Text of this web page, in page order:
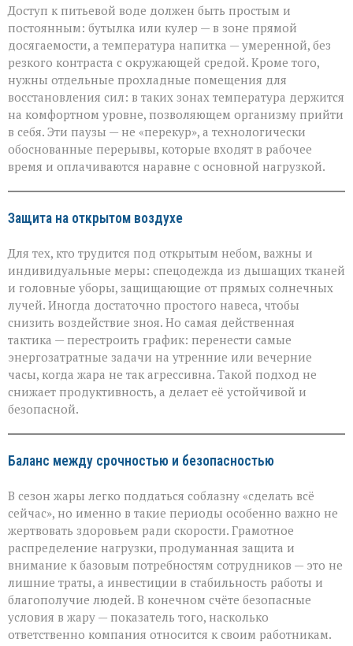
Доступ к питьевой воде должен быть простым и
постоянным: бутылка или кулер — в зоне прямой
досягаемости, а температура напитка — умеренной, без
резкого контраста с окружающей средой. Кроме того,
нужны отдельные прохладные помещения для
восстановления сил: в таких зонах температура держится
на комфортном уровне, позволяющем организму прийти
в себя. Эти паузы — не «перекур», а технологически
обоснованные перерывы, которые входят в рабочее
время и оплачиваются наравне с основной нагрузкой.
Защита на открытом воздухе
Для тех, кто трудится под открытым небом, важны и
индивидуальные меры: спецодежда из дышащих тканей
и головные уборы, защищающие от прямых солнечных
лучей. Иногда достаточно простого навеса, чтобы
снизить воздействие зноя. Но самая действенная
тактика — перестроить график: перенести самые
энергозатратные задачи на утренние или вечерние
часы, когда жара не так агрессивна. Такой подход не
снижает продуктивность, а делает её устойчивой и
безопасной.
Баланс между срочностью и безопасностью
В сезон жары легко поддаться соблазну «сделать всё
сейчас», но именно в такие периоды особенно важно не
жертвовать здоровьем ради скорости. Грамотное
распределение нагрузки, продуманная защита и
внимание к базовым потребностям сотрудников — это не
лишние траты, а инвестиции в стабильность работы и
благополучие людей. В конечном счёте безопасные
условия в жару — показатель того, насколько
ответственно компания относится к своим работникам.